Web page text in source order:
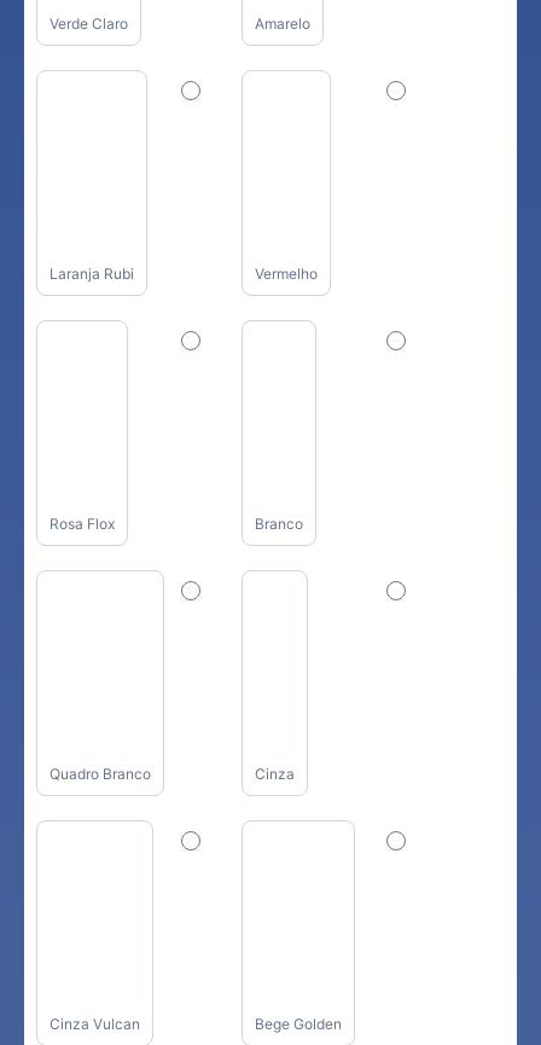
Verde Claro Amarelo
Laranja Rubi Vermelho
Rosa Flox Branco
Quadro Branco Cinza
Cinza Vulcan Bege Golden